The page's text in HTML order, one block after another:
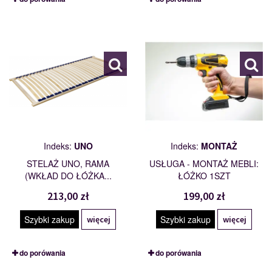
Indeks: UNO
STELAŻ UNO, RAMA
(WKŁAD DO ŁÓŻKA...
213,00 zł
Szybki zakup więcej
do porówania
Indeks: MONTAŻ
USŁUGA - MONTAŻ MEBLI:
ŁÓŻKO 1SZT
199,00 zł
Szybki zakup więcej
do porówania